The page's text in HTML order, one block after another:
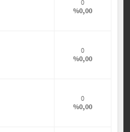
0
%0,00
0
%0,00
0
%0,00